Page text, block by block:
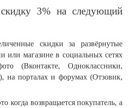
3% на следующий
скидки за развёрнутые
или магазине в социальных сетях
(Вконтакте, Одноклассники,
на порталах и форумах (Отзовик,
когда возвращается покупатель, а